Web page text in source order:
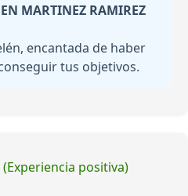
MARTINEZ RAMIREZ
encantada de haber
tus objetivos.
(Experiencia positiva)